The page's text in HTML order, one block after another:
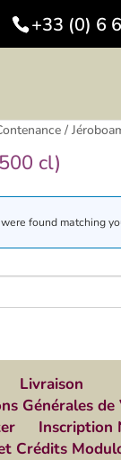
+33 (0) 6
/
cl)
found matching
Livraison
Générales de
Inscription
Crédits